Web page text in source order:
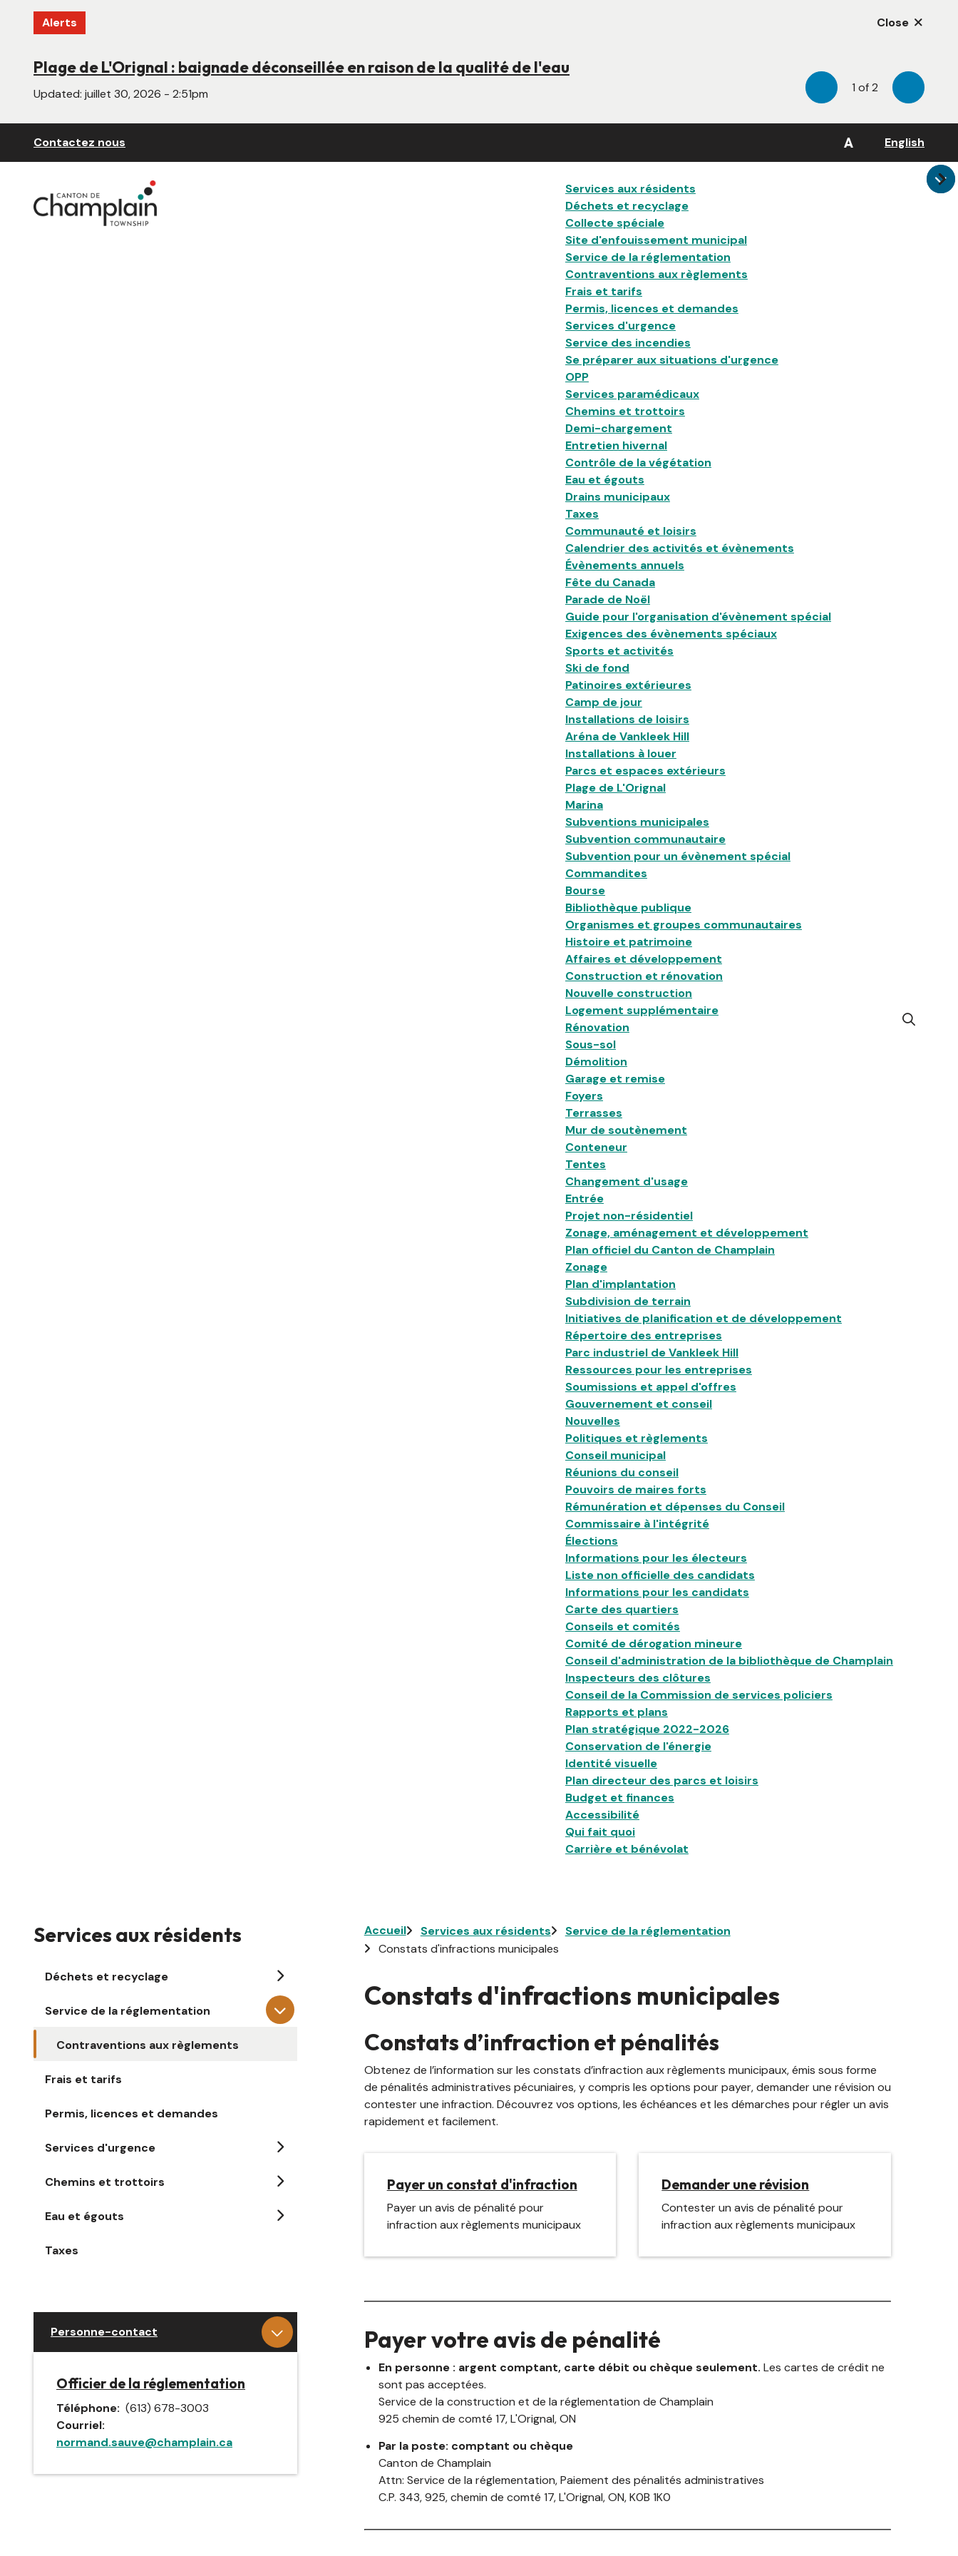
principal
Alerts Close
Plage de L'Orignal : baignade déconseillée en raison de la qualité de l'eau
Updated:juillet 30, 2026 - 2:51pm
Nouveau site Web en construction
Updated:juin 22, 2026 - 4:55pm Previous
1 of2 Next
Header
Contactez nous A English
Main
Services aux résidents
Déchets et recyclage
Collecte spéciale
Site d'enfouissement municipal
Service de la réglementation
Contraventions aux règlements
Frais et tarifs
Permis, licences et demandes
Services d'urgence
Service des incendies
Se préparer aux situations d'urgence
OPP
Services paramédicaux
Chemins et trottoirs
Demi-chargement
Entretien hivernal
Contrôle de la végétation
Eau et égouts
Drains municipaux
Taxes
Communauté et loisirs
Calendrier des activités et évènements
Évènements annuels
Fête du Canada
Parade de Noël
Guide pour l'organisation d'évènement spécial
Exigences des évènements spéciaux
Sports et activités
Ski de fond
Patinoires extérieures
Camp de jour
Installations de loisirs
Aréna de Vankleek Hill
Installations à louer
Parcs et espaces extérieurs
Plage de L'Orignal
Marina
Subventions municipales
Subvention communautaire
Subvention pour un évènement spécial
Commandites
Bourse
Bibliothèque publique
Organismes et groupes communautaires
Histoire et patrimoine
Affaires et développement
Construction et rénovation
Nouvelle construction
Logement supplémentaire
Rénovation
Sous-sol
Démolition
Garage et remise
Foyers
Terrasses
Mur de soutènement
Conteneur
Tentes
Changement d'usage
Entrée
Projet non-résidentiel
Zonage, aménagement et développement
Plan officiel du Canton de Champlain
Zonage
Plan d'implantation
Subdivision de terrain
Initiatives de planification et de développement
Répertoire des entreprises
Parc industriel de Vankleek Hill
Ressources pour les entreprises
Soumissions et appel d'offres
Gouvernement et conseil
Nouvelles
Politiques et règlements
Conseil municipal
Réunions du conseil
Pouvoirs de maires forts
Rémunération et dépenses du Conseil
Commissaire à l'intégrité
Élections
Informations pour les électeurs
Liste non officielle des candidats
Informations pour les candidats
Carte des quartiers
Conseils et comités
Comité de dérogation mineure
Conseil d'administration de la bibliothèque de Champlain
Inspecteurs des clôtures
Conseil de la Commission de services policiers
Rapports et plans
Plan stratégique 2022-2026
Conservation de l'énergie
Identité visuelle
Plan directeur des parcs et loisirs
Budget et finances
Accessibilité
Qui fait quoi
Carrière et bénévolat
Open
Services aux résidents
Déchets et recyclage
Service de la réglementation
Contraventions aux règlements
Frais et tarifs
Permis, licences et demandes
Services d'urgence
Chemins et trottoirs
Eau et égouts
Taxes
Personne-contact
Officier de la réglementation
Téléphone (613) 678-3003
Courriel
normand.sauve@champlain.ca
Fil
Accueil Services aux résidents
Service de la réglementation
Constats d'infractions municipales
Constats d'infractions municipales
Constats d’infraction et pénalités
Obtenez de l’information sur les constats d’infraction aux règlements municipaux, émis sous forme
de pénalités administratives pécuniaires, y compris les options pour payer, demander une révision ou
contester une infraction. Découvrez vos options, les échéances et les démarches pour régler un avis
rapidement et facilement.
Payer un constat d'infraction
Payer un avis de pénalité pour
infraction aux règlements municipaux
Demander une révision
Contester un avis de pénalité pour
infraction aux règlements municipaux
Payer votre avis de pénalité
En personne : argent comptant, carte débit ou chèque seulement. Les cartes de crédit ne
sont pas acceptées.
Service de la construction et de la réglementation de Champlain
925 chemin de comté 17, L'Orignal, ON
Par la poste: comptant ou chèque
Canton de Champlain
Attn: Service de la réglementation, Paiement des pénalités administratives
C.P. 343, 925, chemin de comté 17, L'Orignal, ON, K0B 1K0